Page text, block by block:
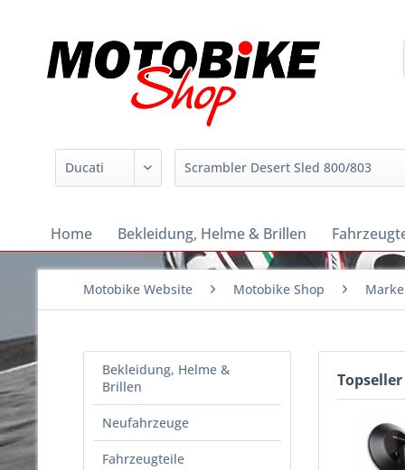
Home Bekleidung, Helme & Brillen
Motobike Website Motobike Shop Marke
Bekleidung, Helme &
Brillen
Neufahrzeuge
Fahrzeugteile
Topseller